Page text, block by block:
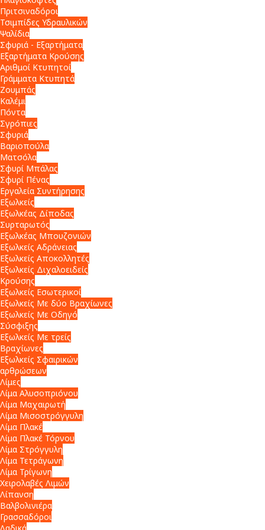
Πριτσιναδόροι
Τσιμπίδες Υδραυλικών
Ψαλίδια
Σφυριά - Εξαρτήματα
Εξαρτήματα Κρούσης
Αριθμοί Κτυπητοί
Γράμματα Κτυπητά
Ζουμπάς
Καλέμι
Πόντα
Σγρόπιες
Σφυριά
Βαριοπούλα
Ματσόλα
Σφυρί Μπάλας
Σφυρί Πένας
Εργαλεία Συντήρησης
Εξωλκείς
Εξωλκέας Δίποδας
Συρταρωτός
Εξωλκέας Μπουζονιών
Εξωλκείς Αδράνειας
Εξωλκείς Αποκολλητές
Εξωλκείς Διχαλοειδείς
Κρούσης
Εξωλκείς Εσωτερικοί
Εξωλκείς Με δύο Βραχίωνες
Εξωλκείς Με Οδηγό
Σύσφιξης
Εξωλκείς Με τρείς
Βραχίωνες
Εξωλκείς Σφαιρικών
αρθρώσεων
Λίμες
Λίμα Αλυσοπριόνου
Λίμα Μαχαιρωτή
Λίμα Μισοστρόγγυλη
Λίμα Πλακέ
Λίμα Πλακέ Τόρνου
Λίμα Στρόγγυλη
Λίμα Τετράγωνη
Λίμα Τρίγωνη
Χειρολαβές Λιμών
Λίπανση
Βαλβολινιέρα
Γρασσαδόροι